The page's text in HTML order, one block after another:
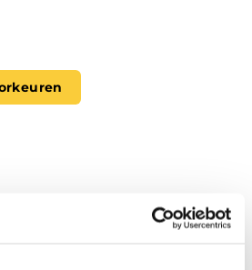
is essentieel voor het
Door